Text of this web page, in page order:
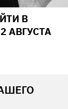
В
АВГУСТА